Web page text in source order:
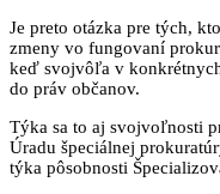
Je preto otázka pre tých,
zmeny vo fungovaní
keď svojvôľa v
do práv občanov.
Týka sa to aj svojvoľnosti
Úradu špeciálnej
týka pôsobnosti